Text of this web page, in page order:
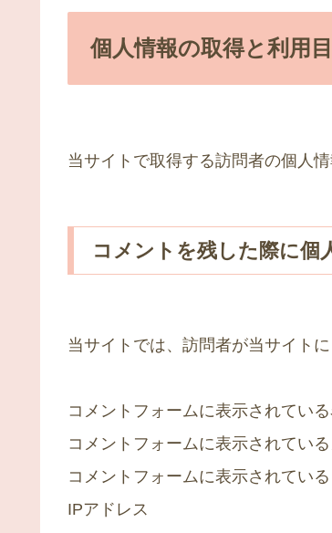
個人情報の取得と利用
当サイトで取得する訪問者の個人
コメントを残した際に個
当サイトでは、訪問者が当サイト
コメントフォームに表示されている
コメントフォームに表示されてい
コメントフォームに表示されてい
IPアドレス